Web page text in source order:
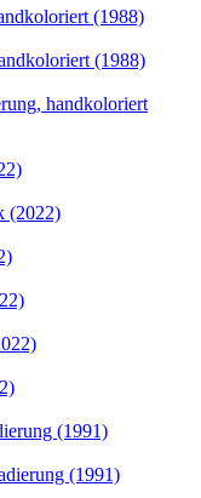
(1988)
(1988)
handkoloriert
(2022)
(1991)
(1991)